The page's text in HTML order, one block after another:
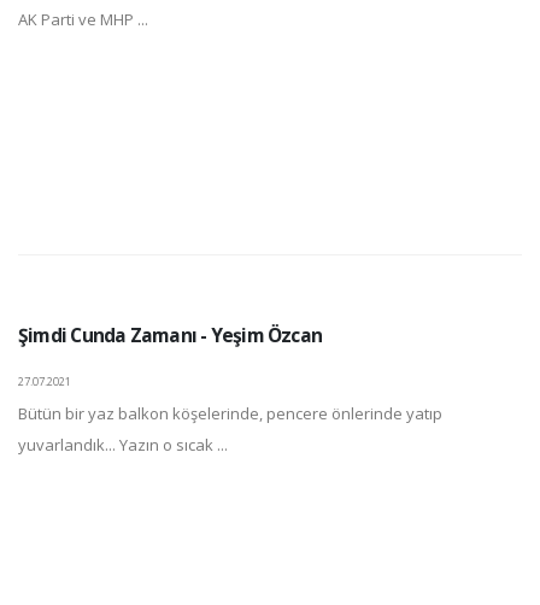
AK Parti ve MHP ...
Şimdi Cunda Zamanı - Yeşim Özcan
27.07.2021
Bütün bir yaz balkon köşelerinde, pencere önlerinde yatıp
yuvarlandık... Yazın o sıcak ...